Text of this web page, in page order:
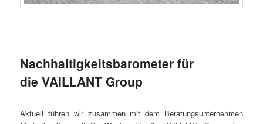
Nachhaltigkeitsbarometer für
die VAILLANT Group
Aktuell führen wir zusammen mit dem Beratungsunternehmen